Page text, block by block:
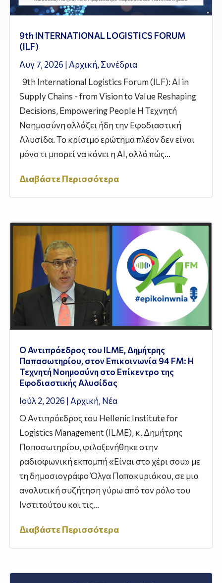
9th INTERNATIONAL LOGISTICS FORUM
(ILF)
Αυγ 7, 2026 | Αρχική, Συνέδρια
9th International Logistics Forum (ILF): AI in
Supply Chains - from Vision to Value Reshaping
Decisions, Empowering People Η Τεχνητή
Νοημοσύνη αλλάζει ήδη την Εφοδιαστική
Αλυσίδα. Το κρίσιμο ερώτημα πλέον δεν είναι
μόνο τι μπορεί να κάνει η AI, αλλά πώς...
Διαβάστε Περισσότερα
Ο Αντιπρόεδρος του ILME, Δημήτρης
Παπασωτηρίου, στον Επικοινωνία 94 FM: Η
Τεχνητή Νοημοσύνη στο Επίκεντρο της
Εφοδιαστικής Αλυσίδας
Ιούλ 2, 2026 | Αρχική, Νέα
Ο Αντιπρόεδρος του Hellenic Institute for
Logistics Management (ILME), κ. Δημήτρης
Παπασωτηρίου, φιλοξενήθηκε στην
ραδιοφωνική εκπομπή «Είναι στο χέρι σου» με
τη δημοσιογράφο Όλγα Παπακυριάκου, σε μια
αναλυτική συζήτηση γύρω από τον ρόλο του
Ινστιτούτου και τις...
Διαβάστε Περισσότερα